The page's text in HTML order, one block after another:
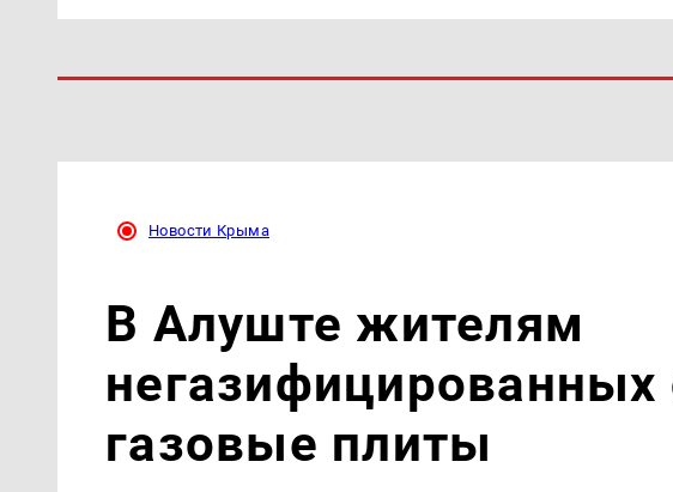
Новости Крыма
В Алуште жителям
негазифицированных
газовые плиты